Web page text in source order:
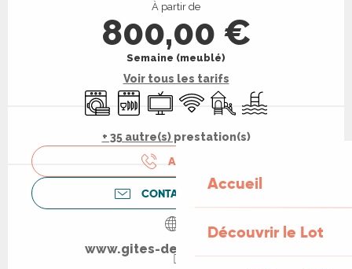
Accueil
Découvrir le Lot
À partir de
800,00 €
Semaine (meublé)
Voir tous les tarifs
Lave lingeLave vaisselle
Télévision
WiFi Jeux pour enfants /
Piscine
+ 35 autre(s) prestation(s)
APPELER
CONTACTEZ-NOUS
www.gites-de-france-lot.fr